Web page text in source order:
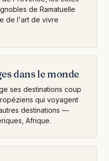
de Ramatuelle
de l'art de vivre
dans le monde
ses destinations coup
qui voyagent
destinations —
Afrique.